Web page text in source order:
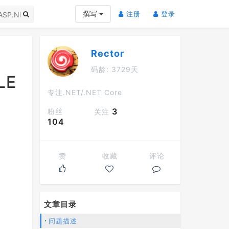
撰写 注册 (current)
登录
Rector
码龄: 3729天
专注.NET/.NET Core
粉丝
104
关注 3
赞 收藏 评论
文章目录
问题描述